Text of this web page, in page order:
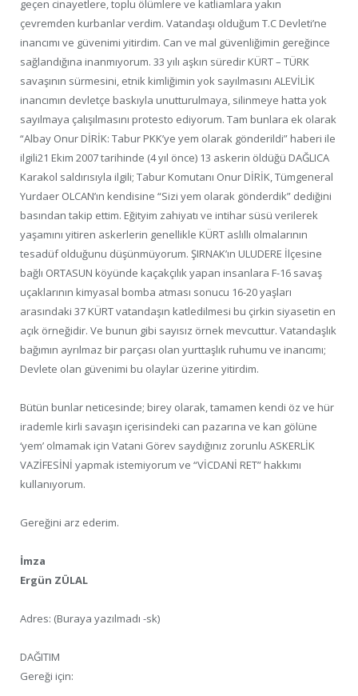
geçen cinayetlere, toplu ölümlere ve katliamlara yakın
çevremden kurbanlar verdim. Vatandaşı olduğum T.C Devleti’ne
inancımı ve güvenimi yitirdim. Can ve mal güvenliğimin gereğince
sağlandığına inanmıyorum. 33 yılı aşkın süredir KÜRT – TÜRK
savaşının sürmesini, etnik kimliğimin yok sayılmasını ALEVİLİK
inancımın devletçe baskıyla unutturulmaya, silinmeye hatta yok
sayılmaya çalışılmasını protesto ediyorum. Tam bunlara ek olarak
“Albay Onur DİRİK: Tabur PKK’ye yem olarak gönderildi” haberi ile
ilgili21 Ekim 2007 tarihinde (4 yıl önce) 13 askerin öldüğü DAĞLICA
Karakol saldırısıyla ilgili; Tabur Komutanı Onur DİRİK, Tümgeneral
Yurdaer OLCAN’ın kendisine “Sizi yem olarak gönderdik” dediğini
basından takip ettim. Eğityim zahiyatı ve intihar süsü verilerek
yaşamını yitiren askerlerin genellikle KÜRT aslıllı olmalarının
tesadüf olduğunu düşünmüyorum. ŞIRNAK’ın ULUDERE İlçesine
bağlı ORTASUN köyünde kaçakçılık yapan insanlara F-16 savaş
uçaklarının kimyasal bomba atması sonucu 16-20 yaşları
arasındaki 37 KÜRT vatandaşın katledilmesi bu çirkin siyasetin en
açık örneğidir. Ve bunun gibi sayısız örnek mevcuttur. Vatandaşlık
bağımın ayrılmaz bir parçası olan yurttaşlık ruhumu ve inancımı;
Devlete olan güvenimi bu olaylar üzerine yitirdim.
Bütün bunlar neticesinde; birey olarak, tamamen kendi öz ve hür
irademle kirli savaşın içerisindeki can pazarına ve kan gölüne
‘yem’ olmamak için Vatani Görev saydığınız zorunlu ASKERLİK
VAZİFESİNİ yapmak istemiyorum ve “VİCDANİ RET” hakkımı
kullanıyorum.
Gereğini arz ederim.
İmza
Ergün ZÜLAL
Adres: (Buraya yazılmadı -sk)
DAĞITIM
Gereği için: